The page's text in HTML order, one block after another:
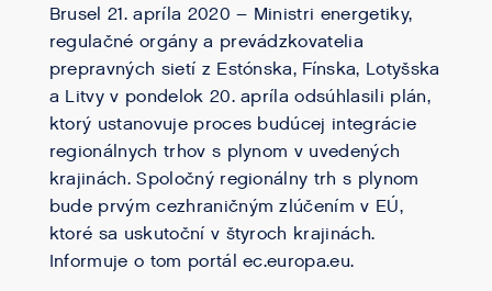
Brusel 21. apríla 2020 – Ministri energetiky,
regulačné orgány a prevádzkovatelia
prepravných sietí z Estónska, Fínska, Lotyšska
a Litvy v pondelok 20. apríla odsúhlasili plán,
ktorý ustanovuje proces budúcej integrácie
regionálnych trhov s plynom v uvedených
krajinách. Spoločný regionálny trh s plynom
bude prvým cezhraničným zlúčením v EÚ,
ktoré sa uskutoční v štyroch krajinách.
Informuje o tom portál ec.europa.eu.